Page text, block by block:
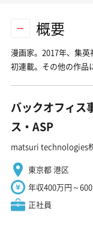
概要
漫画家。2017年、集
初連載。その他の作品
バックオフィス
ス・ASP
matsuri technologies
東京都 港区
年収400万円～
正社員